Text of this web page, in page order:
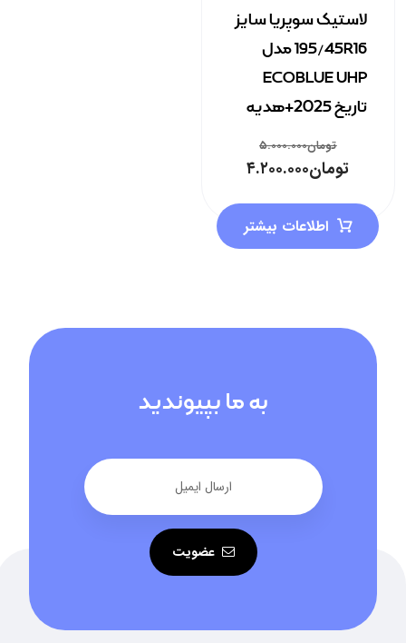
لاستیک سوپریا سایز
195/45R16 مدل
ECOBLUE UHP
تاریخ 2025+هدیه
تومان۵.۰۰۰.۰۰۰
تومان۴.۲۰۰.۰۰۰
اطلاعات بیشتر
به ما بپیوندید
عضویت